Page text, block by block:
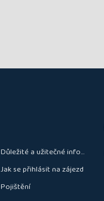
Důležité a užitečné informace
Jak se přihlásit na zájezd
Pojištění